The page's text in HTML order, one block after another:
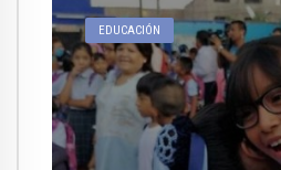
EDUCACIÓN